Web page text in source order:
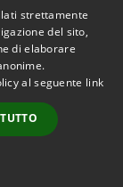
2026 • Ville de •
byMunicipium
rédaction
strettamente
del sito,
di elaborare
al seguente link